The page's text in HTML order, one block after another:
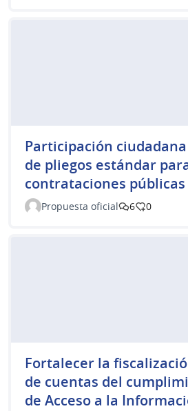
Participación
de pliegos estándar
contrataciones públicas
Propuesta oficial 6 0
Fortalecer la
de cuentas del
de Acceso a la